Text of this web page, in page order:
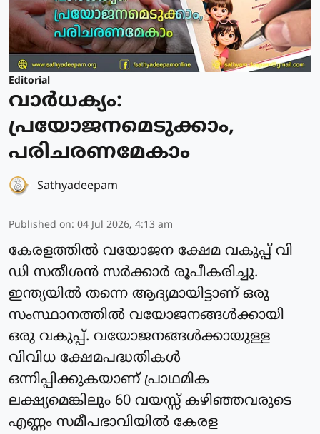
Editorial
വാർധക്യം:
പ്രയോജനമെടുക്കാം,
പരിചരണമേകാം
Sathyadeepam
Published on: 04 Jul 2026, 4:13 am
കേരളത്തിൽ വയോജന ക്ഷേമ വകുപ്പ് വി
ഡി സതീശൻ സർക്കാർ രൂപീകരിച്ചു.
ഇന്ത്യയിൽ തന്നെ ആദ്യമായിട്ടാണ് ഒരു
സംസ്ഥാനത്തിൽ വയോജനങ്ങൾക്കായി
ഒരു വകുപ്പ്. വയോജനങ്ങൾക്കായുള്ള
വിവിധ ക്ഷേമപദ്ധതികൾ
ഒന്നിപ്പിക്കുകയാണ് പ്രാഥമിക
ലക്ഷ്യമെങ്കിലും 60 വയസ്സ് കഴിഞ്ഞവരുടെ
എണ്ണം സമീപഭാവിയിൽ കേരള